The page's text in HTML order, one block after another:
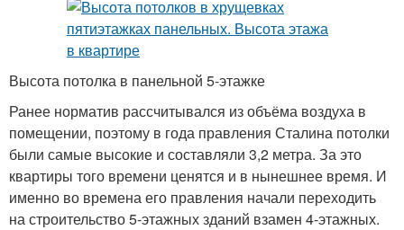
Высота потолка в панельной 5-этажке
Ранее норматив рассчитывался из объёма воздуха в
помещении, поэтому в года правления Сталина потолки
были самые высокие и составляли 3,2 метра. За это
квартиры того времени ценятся и в нынешнее время. И
именно во времена его правления начали переходить
на строительство 5-этажных зданий взамен 4-этажных.